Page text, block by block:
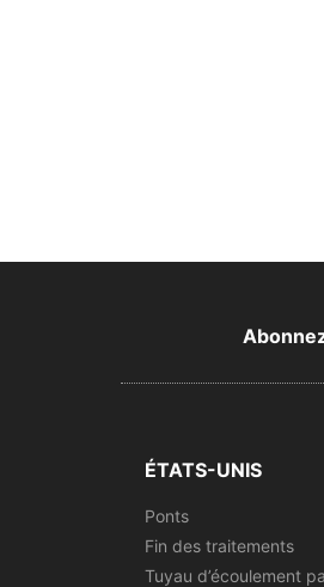
ÉTATS-UNIS
Ponts
Fin des traitements
Tuyau d’écoulement